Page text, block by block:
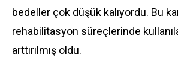
bedeller çok düşük kalıyordu. Bu
rehabilitasyon süreçlerinde
arttırılmış oldu.